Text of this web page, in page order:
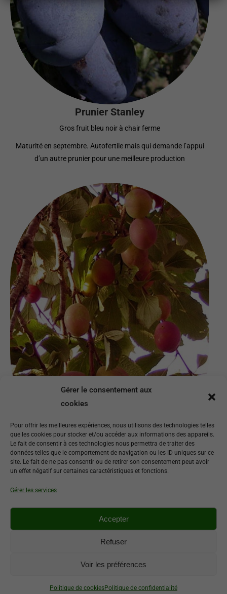
Gérer le consentement aux
cookies
Pour offrir les meilleures expériences, nous utilisons des technologies telles
que les cookies pour stocker et/ou accéder aux informations des appareils.
Le fait de consentir à ces technologies nous permettra de traiter des
données telles que le comportement de navigation ou les ID uniques sur ce
site. Le fait de ne pas consentir ou de retirer son consentement peut avoir
un effet négatif sur certaines caractéristiques et fonctions.
Gérer les services
Accepter
Refuser
Voir les préférences
Politique de cookiesPolitique de confidentialité
Prunier Stanley
Gros fruit bleu noir à chair ferme
Maturité en septembre. Autofertile mais qui demande l’appui
d’un autre prunier pour une meilleure production
Prunier Thames cross
Variété vigoureuse à forte productivité
Fruit jaune à chair verte, ferme et sucrée.
Idéal bord de mer et bon pollinisateur
Pépiniaire Laïta- Route de Lorient - 29360 Clohars-Carnoët -